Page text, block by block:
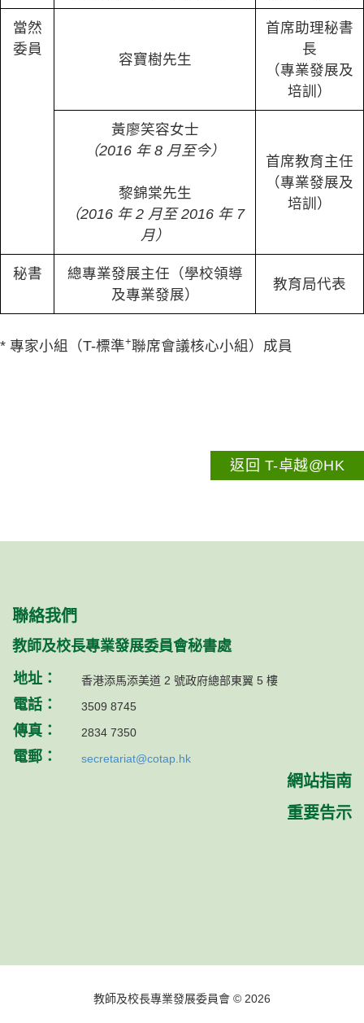
當然
委員
容寶樹先生
首席助理秘書
長
（專業發展及
培訓）
黃廖笑容女士
（2016 年 8 月至今）
黎錦棠先生
（2016 年 2 月至 2016 年 7
月）
首席教育主任
（專業發展及
培訓）
秘書
總專業發展主任（學校領導
及專業發展）
教育局代表
* 專家小組（T-標準+聯席會議核心小組）成員
返回 T-卓越@HK
聯絡我們
教師及校長專業發展委員會秘書處
地址：
香港添馬添美道 2 號政府總部東翼 5 樓
電話： 3509 8745
傳真： 2834 7350
電郵： secretariat@cotap.hk
網站指南
重要告示
教師及校長專業發展委員會 © 2026